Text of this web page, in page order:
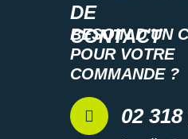
BESOIN D'UN
POUR VOTRE
COMMANDE ?
02